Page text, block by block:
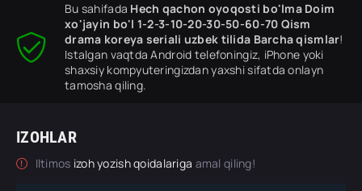
Bu sahifada Hech qachon oyoqosti bo'lma Doim
xo'jayin bo'l 1-2-3-10-20-30-50-60-70 Qism
drama koreya seriali uzbek tilida Barcha qismlar!
Istalgan vaqtda Android telefoningiz, iPhone yoki
shaxsiy kompyuteringizdan yaxshi sifatda onlayn
tamosha qiling.
IZOHLAR
Iltimos izoh yozish qoidalariga amal qiling!